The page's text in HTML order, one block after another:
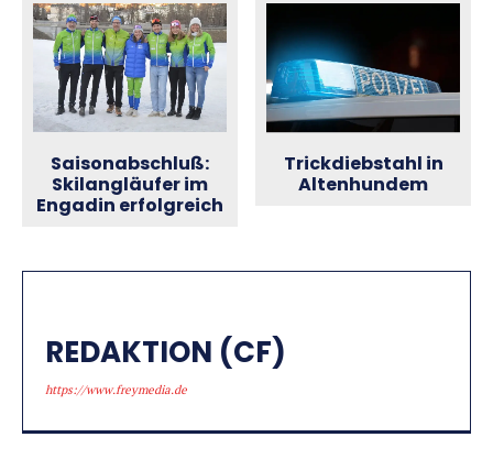
Saisonabschluß:
Skilangläufer im
Engadin erfolgreich
Trickdiebstahl in
Altenhundem
REDAKTION (CF)
https://www.freymedia.de